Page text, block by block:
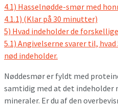
4.1) Hasselnødde-smør med
4.1.1) (Klar på 30 minutter)
5) Hvad indeholder de
5.1) Angivelserne svarer til,
nød indeholder.
Nøddesmør er fyldt med
samtidig med at det indeholder
mineraler. Er du af den